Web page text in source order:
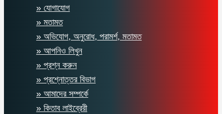
» যোগাযোগ
» মতামত
» অভিযোগ, অনুরোধ, পরামর্শ, মতামত
» আপনিও লিখুন
» প্রশ্ন করুন
» প্রশ্নোত্তর বিভাগ
» আমাদের সম্পর্কে
» কিতাব লাইব্রেরী